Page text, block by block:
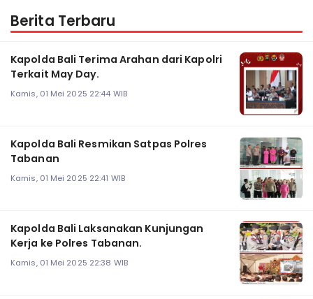
Berita Terbaru
Kapolda Bali Terima Arahan dari Kapolri
Terkait May Day.
Kamis, 01 Mei 2025 22:44 WIB
Kapolda Bali Resmikan Satpas Polres
Tabanan
Kamis, 01 Mei 2025 22:41 WIB
Kapolda Bali Laksanakan Kunjungan
Kerja ke Polres Tabanan.
Kamis, 01 Mei 2025 22:38 WIB